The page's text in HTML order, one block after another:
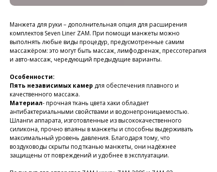
Манжета для руки – дополнительная опция для расширения
комплектов Seven Liner ZAM. При помощи манжеты можно
выполнять любые виды процедур, предусмотренные самим
массажёром: это могут быть массаж, лимфодренаж, прессотерапия
и авто-массаж, чередующий предыдущие варианты.
Особенности:
Пять независимых камер для обеспечения плавного и
качественного массажа.
Материал- прочная ткань цвета хаки обладает
антибактериальными свойствами и водонепроницаемостью.
Шланги аппарата, изготовленные из высококачественного
силикона, прочно впаяны в манжеты и способны выдерживать
максимальный уровень давления. Благодаря тому, что
воздуховоды скрыты под тканью манжеты, они надёжнее
защищены от повреждений и удобнее в эксплуатации.